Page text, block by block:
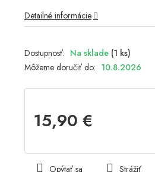
Na sklade (1 ks)
Môžeme doručiť do: 10.8.2026
15,90 €
cena:
Detailné informácie
Opýtať sa Strážiť